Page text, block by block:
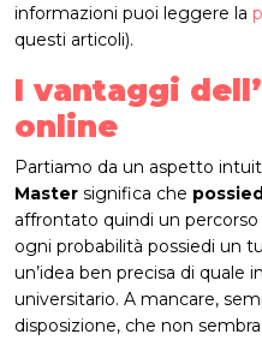
informazioni puoi leggere la
questi articoli).
I vantaggi
online
Partiamo da un aspetto
Master significa che
affrontato quindi un
ogni probabilità possiedi un
un’idea ben precisa di quale
universitario. A mancare,
disposizione, che non